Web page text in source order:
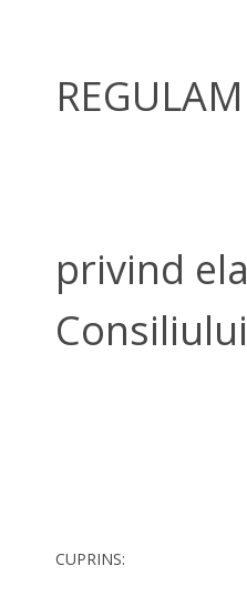
privind
CUPRINS: